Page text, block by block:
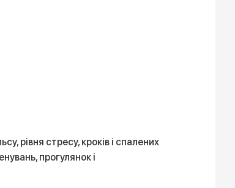
рівня стресу, кроків і спалених
прогулянок і